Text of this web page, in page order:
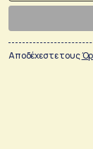
Αποδέχεστε τους